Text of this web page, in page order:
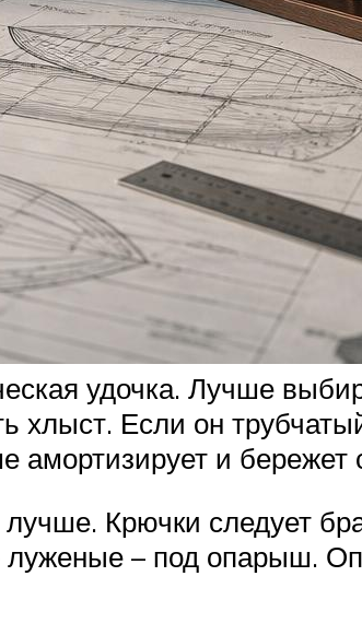
удочка. Лучше
хлыст. Если он
амортизирует и бережет
Крючки следует
луженые – под опарыш.